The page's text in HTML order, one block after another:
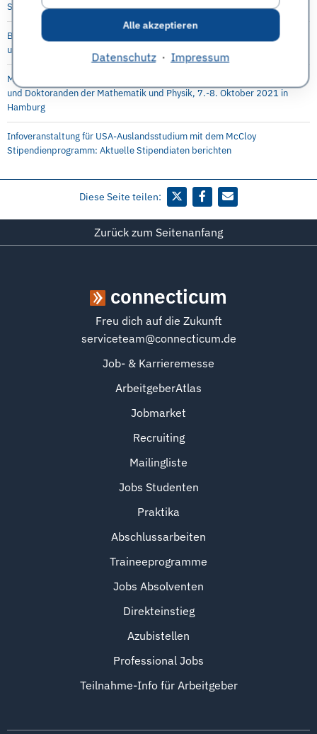
Alle akzeptieren
Datenschutz· Impressum
September 2021
Bayer Virtual Workshop Engineering and Technology für Masterstudenten
und Doktoranden, 28. Oktober, 4.+11. November 2021
McKinsey-Event mit interaktivem Workshop für Studenten
und Doktoranden der Mathematik und Physik, 7.-8. Oktober 2021 in
Hamburg
Infoveranstaltung für USA-Auslandsstudium mit dem McCloy
Stipendienprogramm: Aktuelle Stipendiaten berichten
Diese Seite teilen:
Zurück zum Seitenanfang
connecticum
Freu dich auf die Zukunft
serviceteam@connecticum.de
Job- & Karrieremesse
ArbeitgeberAtlas
Jobmarket
Recruiting
Mailingliste
Jobs Studenten
Praktika
Abschlussarbeiten
Traineeprogramme
Jobs Absolventen
Direkteinstieg
Azubistellen
Professional Jobs
Teilnahme-Info für Arbeitgeber